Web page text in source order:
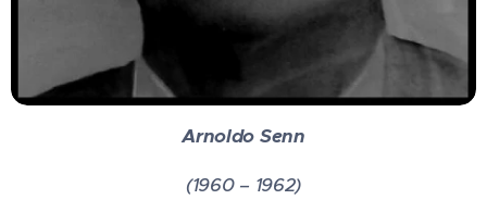
Arnoldo Senn
(1960 – 1962)